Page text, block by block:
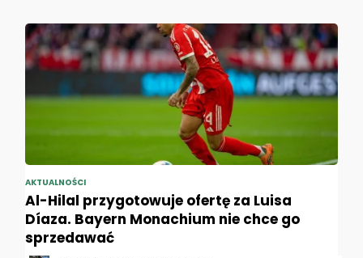
AKTUALNOŚCI
Al-Hilal przygotowuje ofertę za Luisa
Díaza. Bayern Monachium nie chce go
sprzedawać